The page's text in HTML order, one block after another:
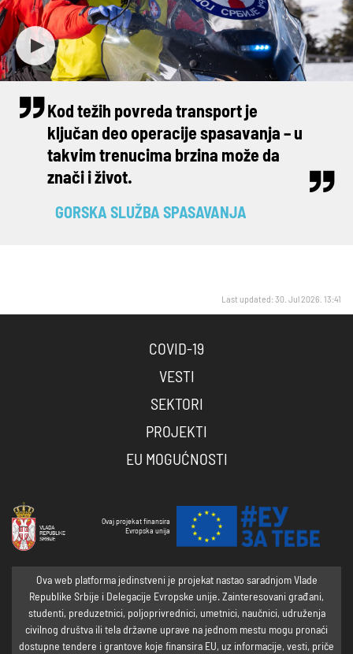
Kod težih povreda transport je
ključan deo operacije spasavanja – u
takvim trenucima brzina može da
znači i život.
GORSKA SLUŽBA SPASAVANJA
Last updated: 30. Jul 2026. 13:41
COVID-19
VESTI
SEKTORI
PROJEKTI
EU MOGUĆNOSTI
Ovaj projekat finansira
Evropska unija
Ova web platforma jedinstveni je projekat nastao saradnjom Vlade
Republike Srbije i Delegacije Evropske unije. Zainteresovani građani,
studenti, preduzetnici, poljoprivrednici, umetnici, naučnici, udruženja
civilnog društva ili tela državne uprave na jednom mestu mogu pronaći
dostupne tendere i grantove koje finansira EU, uz informacije, vesti, priče